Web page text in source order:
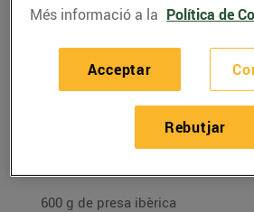
Presa ibèrica
amb salsa de
crema
23/de desembre/2020
600 g de presa ibèrica
Més informació a la Política de
Rebutjar
Acceptar